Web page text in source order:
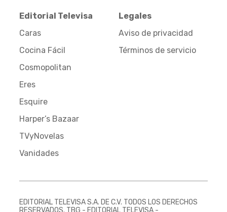
Editorial Televisa
Caras
Cocina Fácil
Cosmopolitan
Eres
Esquire
Harper’s Bazaar
TVyNovelas
Vanidades
Legales
Aviso de privacidad
Términos de servicio
EDITORIAL TELEVISA S.A. DE C.V. TODOS LOS DERECHOS